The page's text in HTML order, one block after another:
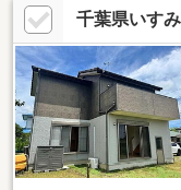
千葉県いす